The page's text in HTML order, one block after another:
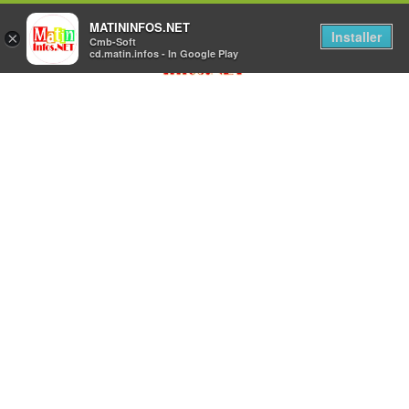
×
MATININFOS.NET
Cmb-Soft
cd.matin.infos - In Google Play
Installer